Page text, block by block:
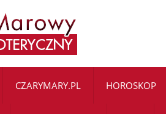
CZARYMARY.PL HOROSKOP